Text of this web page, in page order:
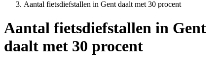
Aantal fietsdiefstallen in Gent daalt met 30 procent
Aantal fietsdiefstallen in Gent
daalt met 30 procent